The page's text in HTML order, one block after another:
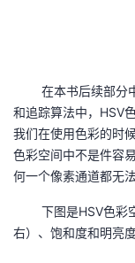
在本书后续部分
和追踪算法中，HSV
我们在使用色彩的时
色彩空间中不是件容
何一个像素通道都无
下图是HSV色彩
右）、饱和度和明亮